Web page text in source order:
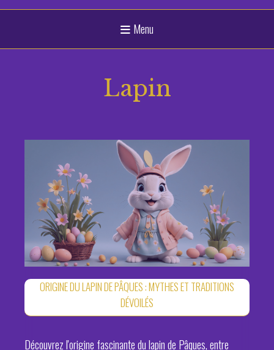
Menu
Lapin
ORIGINE DU LAPIN DE PÂQUES : MYTHES ET TRADITIONS
DÉVOILÉS
Découvrez l'origine fascinante du lapin de Pâques, entre